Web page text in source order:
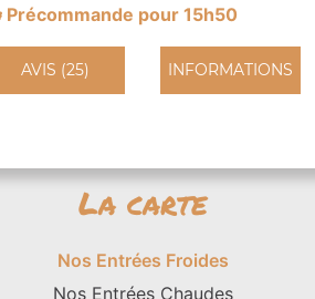
Précommande pour 15h50
AVIS (25) INFORMATIONS
La carte
Nos Entrées Froides
Nos Entrées Chaudes